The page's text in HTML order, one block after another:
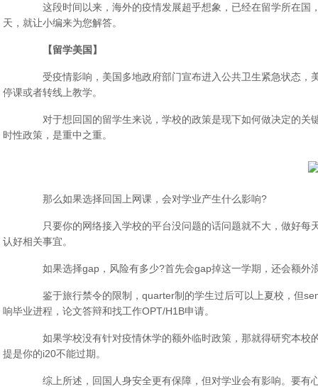
这段时间以来，海外的疫情发展超乎想象，已经在留学所在国
天，就让小编来为您解答。
【留学美国】
受疫情影响，美国多地政府部门宣布进入公共卫生紧急状态，
停课或者转线上教学。
对于想回国的留学生来说，学校的政策是现下如何做决定的关
时性政策，是重中之重。
那么如果选择回国上网课，会对学业产生什么影响?
只要你的网络接入学校的平台没问题的话问题就不大，做好每
认好相关事宜。
如果选择gap，风险有多少?首先会gap掉这一学期，还会额外
鉴于旅行禁令的限制，quarter制的学生过后可以上夏校，但
响毕业进程，论文答辩和找工作OPT/H1B申请。
如果学校没有针对疫情休学的额外临时政策，那就得研究本校
提是你的i20不能过期。
综上所述，回国人身安全更有保障，但对学业会有影响。要有